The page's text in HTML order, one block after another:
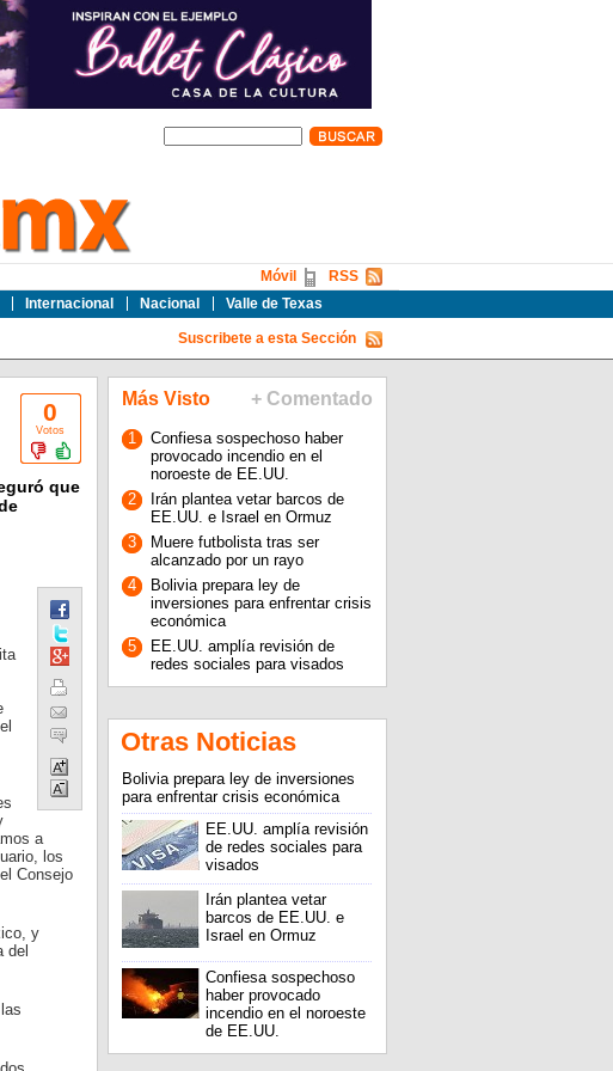
Internacional Nacional Valle de Texas
RSS
Móvil
Suscribete a esta Sección
0
Votos
que
a
los
Consejo
y
del
Más Visto + Comentado
1
Confiesa sospechoso haber
provocado incendio en el
noroeste de EE.UU.
2
Irán plantea vetar barcos de
EE.UU. e Israel en Ormuz
3
Muere futbolista tras ser
alcanzado por un rayo
4
Bolivia prepara ley de
inversiones para enfrentar crisis
económica
5
EE.UU. amplía revisión de
redes sociales para visados
Otras Noticias
Bolivia prepara ley de inversiones
para enfrentar crisis económica
EE.UU. amplía revisión
de redes sociales para
visados
Irán plantea vetar
barcos de EE.UU. e
Israel en Ormuz
Confiesa sospechoso
haber provocado
incendio en el noroeste
de EE.UU.